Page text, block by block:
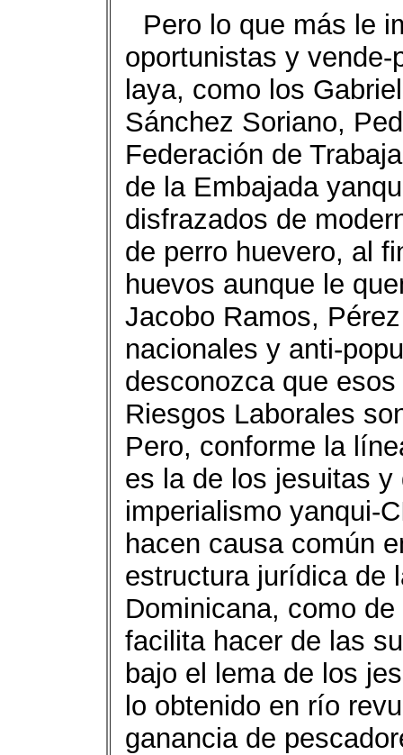
Pero lo que más le
oportunistas y
laya, como los
Sánchez Soriano,
Federación de
de la Embajada
disfrazados de
de perro huevero, al
huevos aunque le
Jacobo Ramos,
nacionales y anti-
desconozca que
Riesgos Laborales
Pero, conforme la
es la de los jesuitas
imperialismo yanqui-
hacen causa común
estructura jurídica de
Dominicana, como
facilita hacer de las
bajo el lema de los
lo obtenido en río
ganancia de